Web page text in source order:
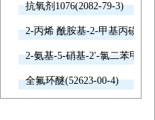
抗氧剂1076(2082-79-3)
2-丙烯 酰胺基-2-甲基丙磺酸
2-氨基-5-硝基-2'-氯二苯甲酮
全氟环醚(52623-00-4)